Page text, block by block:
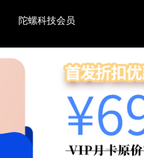
陀螺科技会员